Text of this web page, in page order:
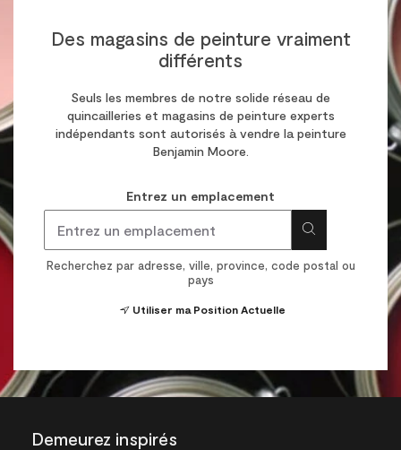
Des magasins de peinture vraiment
différents
Seuls les membres de notre solide réseau de
quincailleries et magasins de peinture experts
indépendants sont autorisés à vendre la peinture
Benjamin Moore.
Entrez un emplacement
Recherchez par adresse, ville, province, code postal ou
pays
Utiliser ma Position Actuelle
Demeurez inspirés